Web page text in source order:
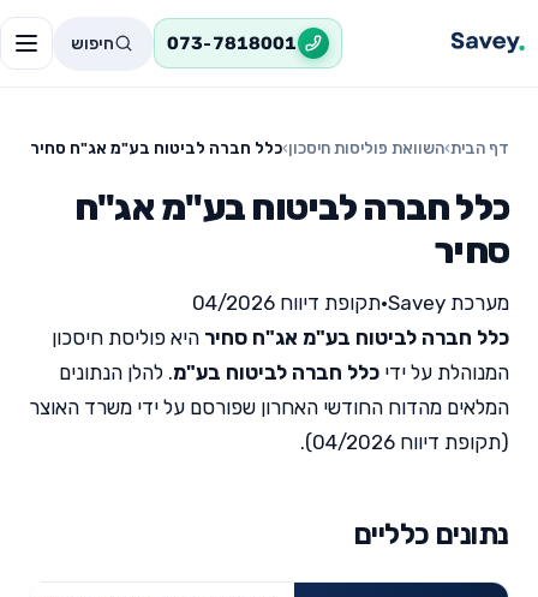
073-7818001 חיפוש
דף הבית›השוואת פוליסות חיסכון›כלל חברה לביטוח בע"מ אג"ח סחיר
כלל חברה לביטוח בע"מ אג"ח
סחיר
מערכת Savey •תקופת דיווח 04/2026
כלל חברה לביטוח בע"מ אג"ח סחיר היא פוליסת חיסכון
המנוהלת על ידי כלל חברה לביטוח בע"מ. להלן הנתונים
המלאים מהדוח החודשי האחרון שפורסם על ידי משרד האוצר
(תקופת דיווח 04/2026).
נתונים כלליים